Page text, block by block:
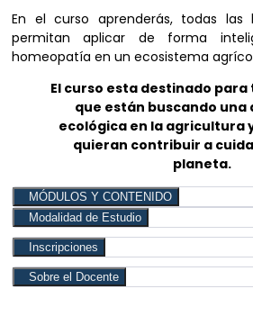
En el curso aprenderás, todas las
permitan aplicar de forma
homeopatía en un ecosistema
El curso esta destinado
que están buscando
ecológica en la agricultura
quieran contribuir a
planeta.
MÓDULOS Y CONTENIDO
Modalidad de Estudio
Inscripciones
Sobre el Docente